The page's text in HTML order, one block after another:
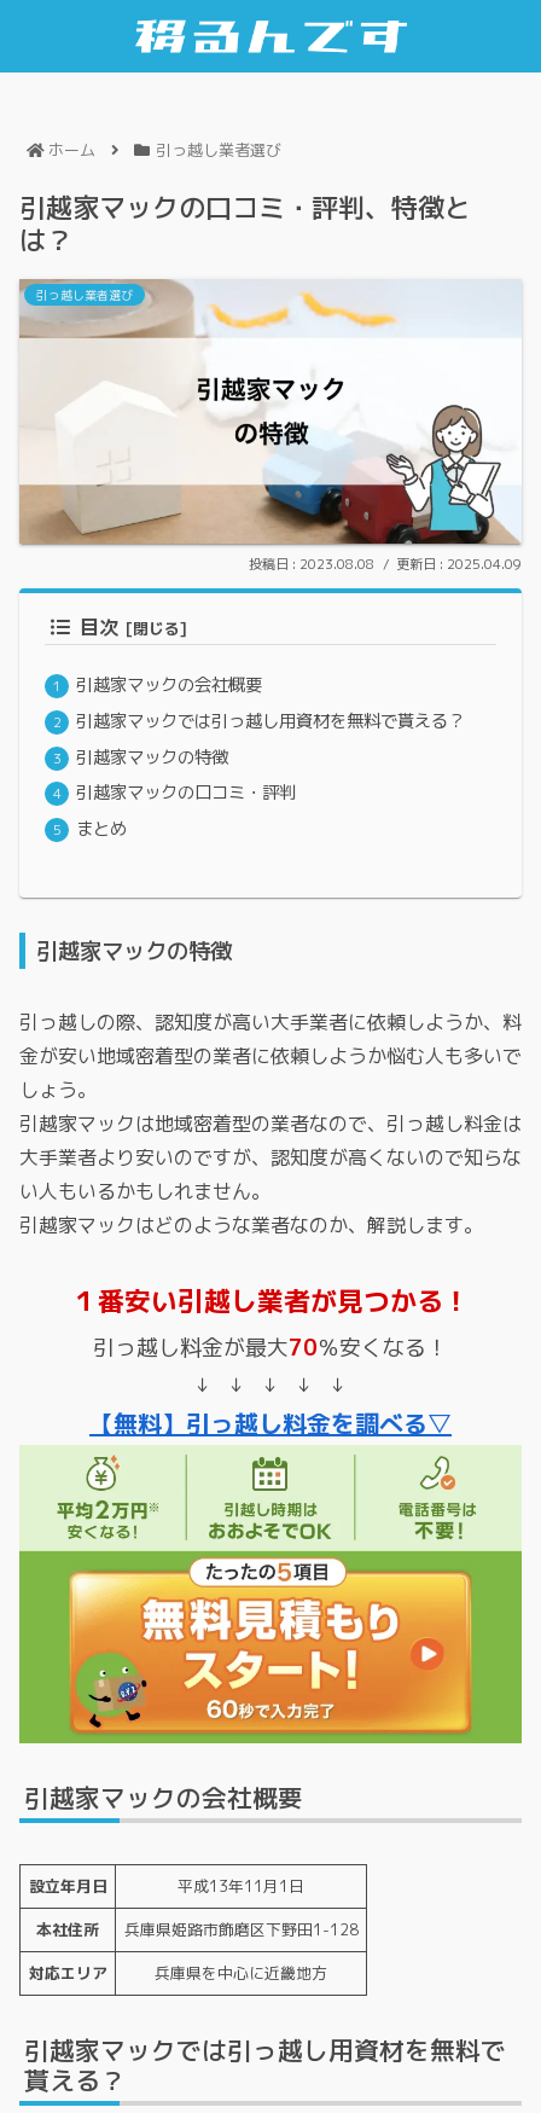
ホーム 引っ越し業者選び
引越家マックの口コミ・評判、特徴と
は？
引っ越し業者選び
2023.08.08 2025.04.09
目次
引越家マックの会社概要
引越家マックでは引っ越し用資材を無料で貰える？
引越家マックの特徴
引越家マックの口コミ・評判
まとめ
引越家マックの特徴
引っ越しの際、認知度が高い大手業者に依頼しようか、料
金が安い地域密着型の業者に依頼しようか悩む人も多いで
しょう。
引越家マックは地域密着型の業者なので、引っ越し料金は
大手業者より安いのですが、認知度が高くないので知らな
い人もいるかもしれません。
引越家マックはどのような業者なのか、解説します。
１番安い引越し業者が見つかる！
引っ越し料金が最大70％安くなる！
↓ ↓ ↓ ↓ ↓
【無料】引っ越し料金を調べる▽
引越家マックの会社概要
設立年月日
平成13年11月1日
本社住所
兵庫県姫路市飾磨区下野田1-128
対応エリア
兵庫県を中心に近畿地方
引越家マックでは引っ越し用資材を無料で
貰える？